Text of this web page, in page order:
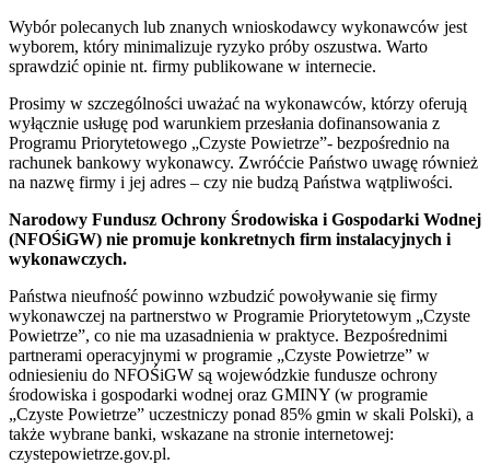
Wybór polecanych lub znanych wnioskodawcy wykonawców jest
wyborem, który minimalizuje ryzyko próby oszustwa. Warto
sprawdzić opinie nt. firmy publikowane w internecie.
Prosimy w szczególności uważać na wykonawców, którzy oferują
wyłącznie usługę pod warunkiem przesłania dofinansowania z
Programu Priorytetowego „Czyste Powietrze”- bezpośrednio na
rachunek bankowy wykonawcy. Zwróćcie Państwo uwagę również
na nazwę firmy i jej adres – czy nie budzą Państwa wątpliwości.
Narodowy Fundusz Ochrony Środowiska i Gospodarki Wodnej
(NFOŚiGW) nie promuje konkretnych firm instalacyjnych i
wykonawczych.
Państwa nieufność powinno wzbudzić powoływanie się firmy
wykonawczej na partnerstwo w Programie Priorytetowym „Czyste
Powietrze”, co nie ma uzasadnienia w praktyce. Bezpośrednimi
partnerami operacyjnymi w programie „Czyste Powietrze” w
odniesieniu do NFOŚiGW są wojewódzkie fundusze ochrony
środowiska i gospodarki wodnej oraz GMINY (w programie
„Czyste Powietrze” uczestniczy ponad 85% gmin w skali Polski), a
także wybrane banki, wskazane na stronie internetowej:
czystepowietrze.gov.pl.